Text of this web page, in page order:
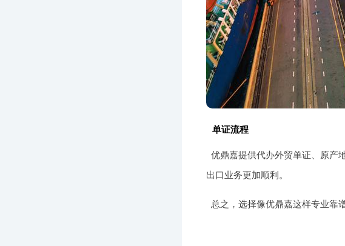
单证流程
优鼎嘉提供代办外贸单证、原产
出口业务更加顺利。
总之，选择像优鼎嘉这样专业靠